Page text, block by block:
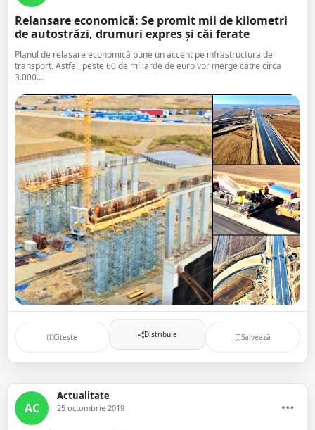
Relansare economică: Se promit mii de kilometri
de autostrăzi, drumuri expres și căi ferate
Planul de relasare economică pune un accent pe infrastructura de
transport. Astfel, peste 60 de miliarde de euro vor merge către circa
3.000...
Citește Distribuie Salvează
AC
Actualitate
25 octombrie 2019